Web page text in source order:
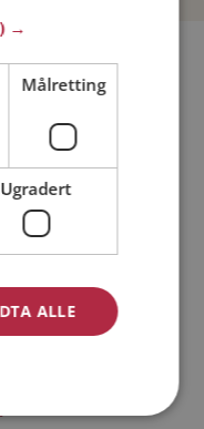
Kvinne
→
Målretting
Ugradert
ALLE